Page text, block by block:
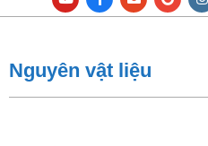
Nguyên vật liệu